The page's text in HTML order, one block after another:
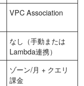
VPC Association
なし（手動または
Lambda連携）
ゾーン/月 + クエリ
課金